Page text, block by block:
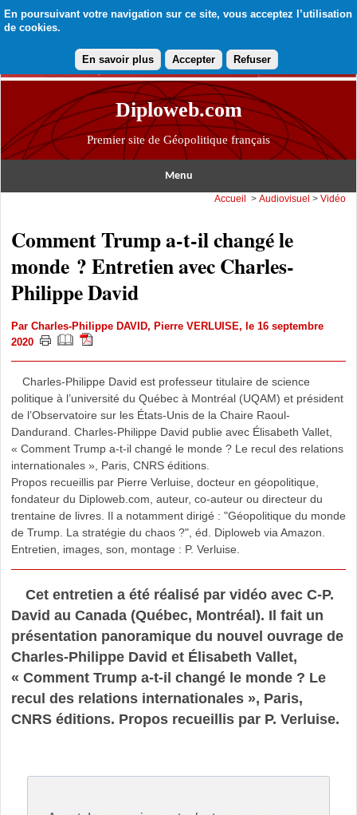
En poursuivant votre navigation sur ce site, vous acceptez l’utilisation
de cookies.
En savoir plus Accepter Refuser
Diploweb.com
Premier site de Géopolitique français
Menu
Accueil >Audiovisuel >Vidéo
Comment Trump a-t-il changé le
monde ? Entretien avec Charles-
Philippe David
Par Charles-Philippe DAVID, Pierre VERLUISE, le 16 septembre
2020
Charles-Philippe David est professeur titulaire de science
politique à l’université du Québec à Montréal (UQAM) et président
de l’Observatoire sur les États-Unis de la Chaire Raoul-
Dandurand. Charles-Philippe David publie avec Élisabeth Vallet,
« Comment Trump a-t-il changé le monde ? Le recul des relations
internationales », Paris, CNRS éditions.
Propos recueillis par Pierre Verluise, docteur en géopolitique,
fondateur du Diploweb.com, auteur, co-auteur ou directeur du
trentaine de livres. Il a notamment dirigé : "Géopolitique du monde
de Trump. La stratégie du chaos ?", éd. Diploweb via Amazon.
Entretien, images, son, montage : P. Verluise.
Cet entretien a été réalisé par vidéo avec C-P.
David au Canada (Québec, Montréal). Il fait un
présentation panoramique du nouvel ouvrage de
Charles-Philippe David et Élisabeth Vallet,
« Comment Trump a-t-il changé le monde ? Le
recul des relations internationales », Paris,
CNRS éditions. Propos recueillis par P. Verluise.